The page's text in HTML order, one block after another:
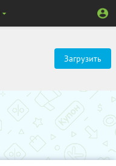
Загрузить